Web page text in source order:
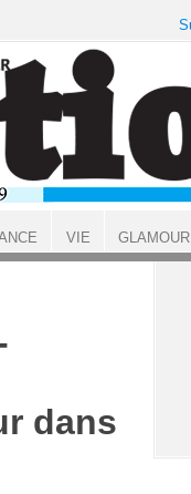
dans
VIE GLAMOUR